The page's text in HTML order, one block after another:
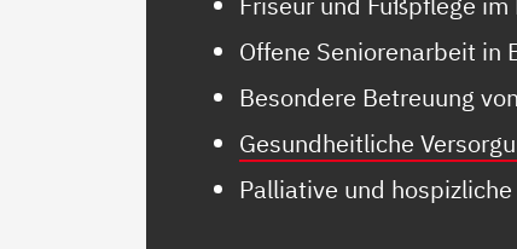
Offene Seniorenarbeit in
Besondere Betreuung
Gesundheitliche
Palliative und